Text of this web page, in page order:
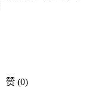
赞 (0)